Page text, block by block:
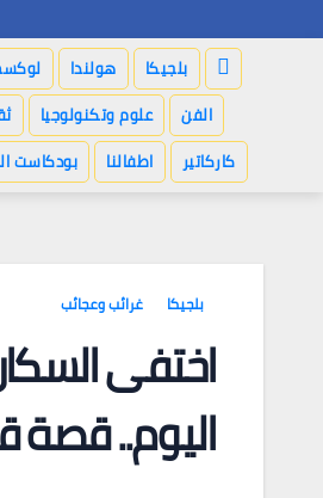
بلجيكا هولندا
الفن
علوم وتكنولوجيا
كاركاتير
اطفالنا بودكاست
بلجيكا غرائب وعجائب
اختفى
اليوم.. قصة